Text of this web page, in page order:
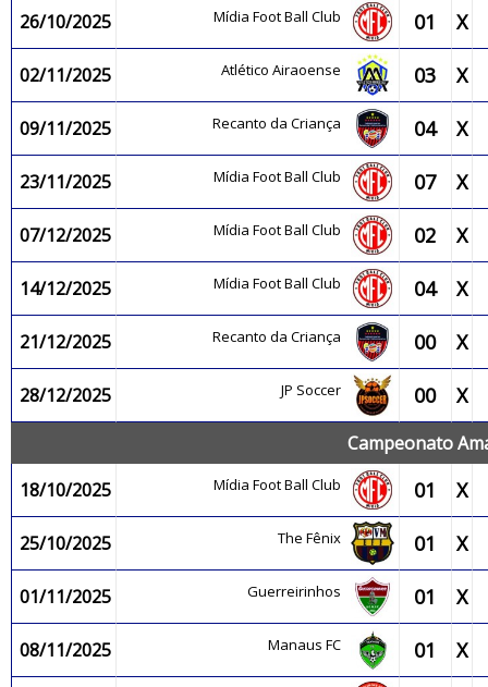
26/10/2025 Mídia Foot Ball Club 01 X
02/11/2025 Atlético Airaoense 03 X
09/11/2025 Recanto da Criança 04 X
23/11/2025 Mídia Foot Ball Club 07 X
07/12/2025 Mídia Foot Ball Club 02 X
14/12/2025 Mídia Foot Ball Club 04 X
21/12/2025 Recanto da Criança 00 X
28/12/2025 JP Soccer 00 X
Campeonato
18/10/2025
Mídia Foot Ball Club 01 X
25/10/2025 The Fênix 01 X
01/11/2025 Guerreirinhos 01 X
08/11/2025 Manaus FC 01 X